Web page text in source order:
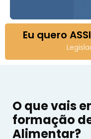
Eu quero
O que vais
formação
Alimentar?